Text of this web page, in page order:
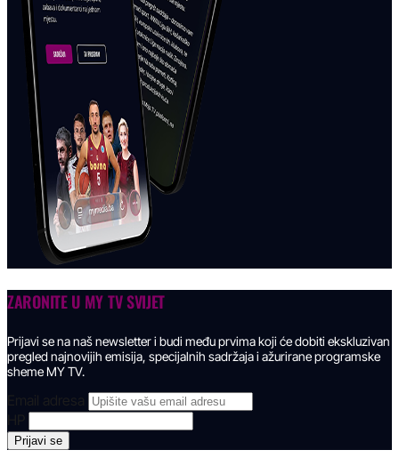
ZARONITE U MY TV SVIJET
Prijavi se na naš newsletter i budi među prvima koji će dobiti ekskluzivan
pregled najnovijih emisija, specijalnih sadržaja i ažurirane programske
sheme MY TV.
Email adresa